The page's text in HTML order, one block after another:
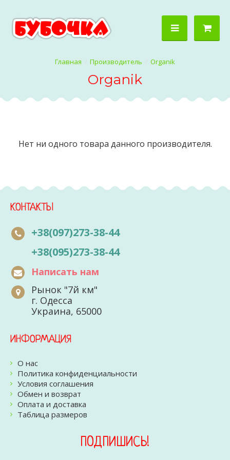
Производитель Organik
Organik
Нет ни одного товара данного производителя.
КОНТАКТЫ
+38(097)273-38-44
+38(095)273-38-44
Написать нам
Рынок "7й км"
г. Одесса
Украина, 65000
ИНФОРМАЦИЯ
О нас
Политика конфиденциальности
Условия соглашения
Обмен и возврат
Оплата и доставка
Таблица размеров
ПОДПИШИСЬ!